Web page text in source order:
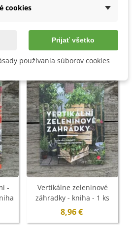
-
Vertikálne zeleninové
záhradky - kniha - 1 ks
8,96 €
cookies
Prijať všetko
používania súborov cookies